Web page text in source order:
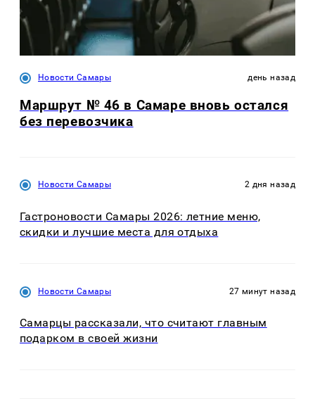
Новости Самары день назад
Маршрут № 46 в Самаре вновь остался
без перевозчика
Новости Самары 2 дня назад
Гастроновости Самары 2026: летние меню,
скидки и лучшие места для отдыха
Новости Самары 27 минут назад
Самарцы рассказали, что считают главным
подарком в своей жизни